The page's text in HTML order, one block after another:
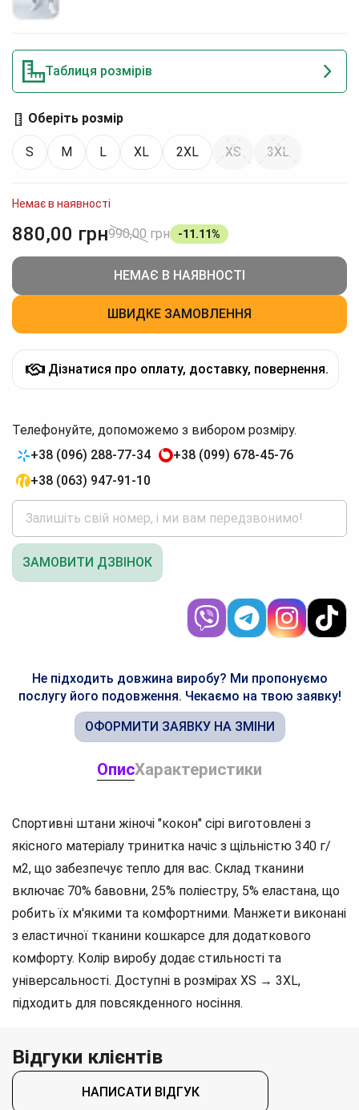
Таблиця розмірів
Оберіть розмір
S M L XL 2XL XS 3XL
Немає в наявності
880,00 грн990,00 грн -11.11%
НЕМАЄ В НАЯВНОСТІ
ШВИДКЕ ЗАМОВЛЕННЯ
Дізнатися про оплату, доставку, повернення.
Телефонуйте, допоможемо з вибором розміру.
+38 (096) 288-77-34
+38 (099) 678-45-76
+38 (063) 947-91-10
ЗАМОВИТИ ДЗВІНОК
Не підходить довжина виробу? Ми пропонуємо
послугу його подовження. Чекаємо на твою заявку!
ОФОРМИТИ ЗАЯВКУ НА ЗМІНИ
ОписХарактеристики
Спортивні штани жіночі "кокон" сірі виготовлені з
якісного матеріалу тринитка начіс з щільністю 340 г/
м2, що забезпечує тепло для вас. Склад тканини
включає 70% бавовни, 25% поліестру, 5% еластана, що
робить їх м'якими та комфортними. Манжети виконані
з еластичної тканини кошкарсе для додаткового
комфорту. Колір виробу додає стильності та
універсальності. Доступні в розмірах XS → 3XL,
підходить для повсякденного носіння.
Відгуки клієнтів
НАПИСАТИ ВІДГУК